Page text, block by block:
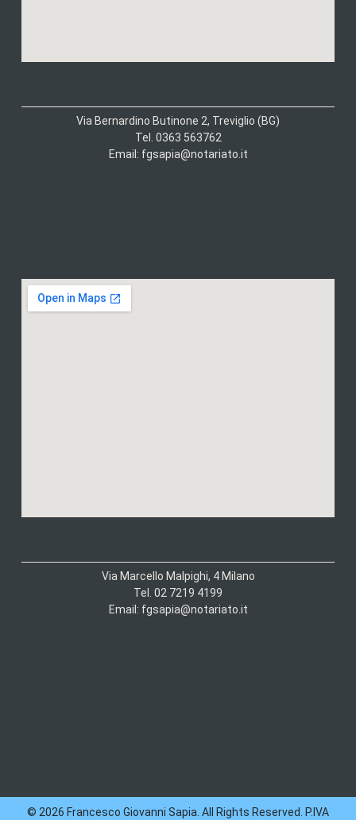
Via Bernardino Butinone 2, Treviglio (BG)
Tel. 0363 563762
Email: fgsapia@notariato.it
Via Marcello Malpighi, 4 Milano
Tel. 02 7219 4199
Email: fgsapia@notariato.it
© 2026 Francesco Giovanni Sapia. All Rights Reserved. P.IVA